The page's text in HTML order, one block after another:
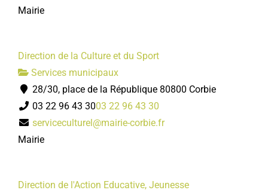
Mairie
Direction de la Culture et du Sport
Services municipaux
28/30, place de la République 80800 Corbie
03 22 96 43 3003 22 96 43 30
serviceculturel@mairie-corbie.fr
Mairie
Direction de l'Action Educative, Jeunesse